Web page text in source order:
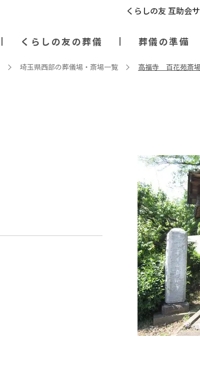
くらしの友 互助会
くらしの友の葬儀 葬儀の準備
埼玉県西部の葬儀場・斎場⼀覧 高福寺 百花苑斎